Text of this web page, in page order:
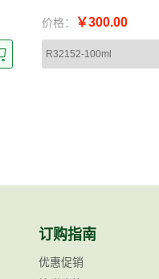
价格： ￥300.00
订购指南
优惠促销